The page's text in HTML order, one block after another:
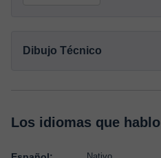
Dibujo Técnico
Los idiomas que hablo